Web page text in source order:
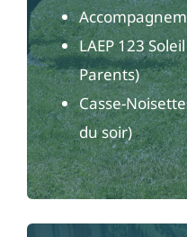
LAEP 123
Parents)
Casse-
du soir)